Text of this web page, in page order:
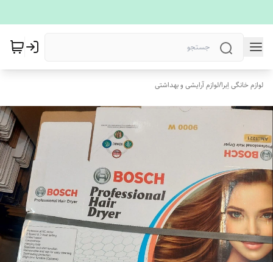
لوازم خانگی اِبرا/لوازم آرایشی و بهداشتی